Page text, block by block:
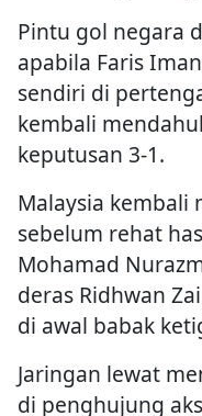
Pintu gol negara
apabila Faris
sendiri di
kembali
keputusan 3-1.
Malaysia kembali
sebelum rehat
Mohamad
deras Ridhwan
di awal babak
Jaringan lewat
di penghujung